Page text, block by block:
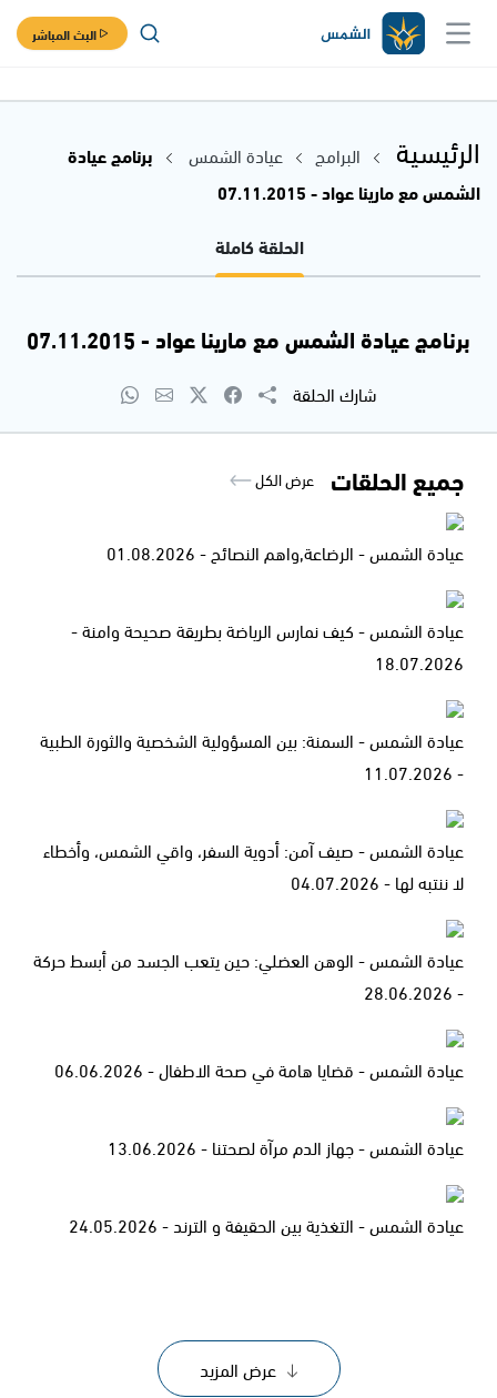
البث المباشر
الرئيسية البرامج عيادة الشمس
برنامج عيادة
الشمس مع مارينا عواد - 07.11.2015
الحلقة كاملة
برنامج عيادة الشمس مع مارينا عواد - 07.11.2015
شارك الحلقة
جميع الحلقات عرض الكل
عيادة الشمس - الرضاعة,واهم النصائح - 01.08.2026
عيادة الشمس - كيف نمارس الرياضة بطريقة صحيحة وامنة -
18.07.2026
عيادة الشمس - السمنة: بين المسؤولية الشخصية والثورة الطبية
- 11.07.2026
عيادة الشمس - صيف آمن: أدوية السفر، واقي الشمس، وأخطاء
لا ننتبه لها - 04.07.2026
عيادة الشمس - الوهن العضلي: حين يتعب الجسد من أبسط حركة
- 28.06.2026
عيادة الشمس - قضايا هامة في صحة الاطفال - 06.06.2026
عيادة الشمس - جهاز الدم مرآة لصحتنا - 13.06.2026
عيادة الشمس - التغذية بين الحقيفة و الترند - 24.05.2026
عرض المزيد